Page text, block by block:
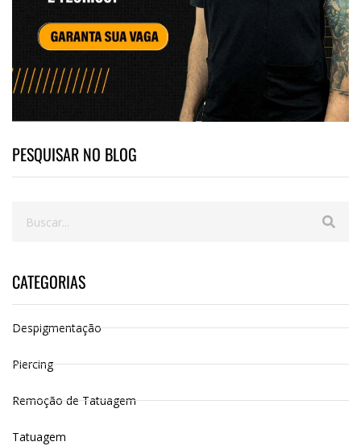
PESQUISAR NO BLOG
CATEGORIAS
Despigmentação
Piercing
Remoção de Tatuagem
Tatuagem